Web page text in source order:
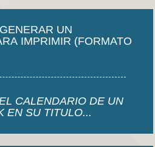
UN
IMPRIMIR (FORMATO
CALENDARIO DE UN
EN SU TITULO...